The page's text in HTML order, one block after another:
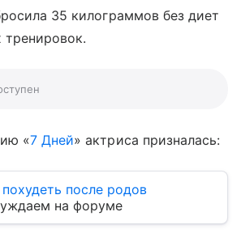
35 килограммов без диет
тренировок.
«7 Дней» актриса призналась:
после родов
на форуме